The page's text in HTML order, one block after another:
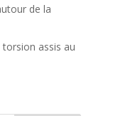
de la
torsion assis au